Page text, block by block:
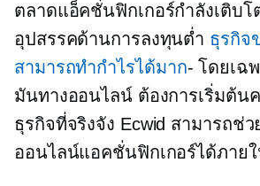
ตลาดแอ็คชั่นฟิกเกอร์กำลังเติบโ
อุปสรรคด้านการลงทุนต่ำ ธุรกิจ
สามารถทำกำไรได้มาก- โดยเฉ
มันทางออนไลน์ ต้องการเริ่มต้น
ธุรกิจที่จริงจัง Ecwid สามารถช่
ออนไลน์แอคชั่นฟิกเกอร์ได้ภาย